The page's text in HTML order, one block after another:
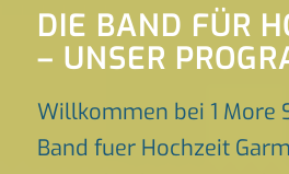
DIE BAND FÜR
– UNSER
Willkommen bei 1 More
Band fuer Hochzeit